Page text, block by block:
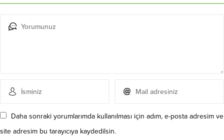
Daha sonraki yorumlarımda kullanılması için adım, e-posta adresim ve
site adresim bu tarayıcıya kaydedilsin.